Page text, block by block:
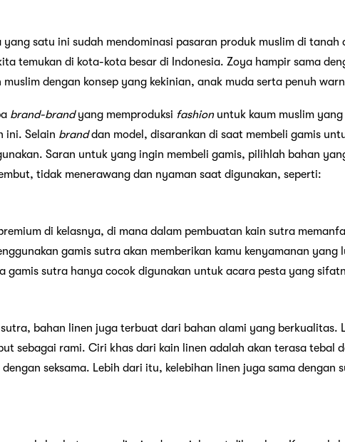
satu ini sudah mendominasi pasaran produk muslim di tanah
temukan di kota-kota besar di Indonesia. Zoya hampir sama
muslim dengan konsep yang kekinian, anak muda serta penuh
brand-brandyang memproduksi fashionuntuk kaum muslim
ini. Selain branddan model, disarankan di saat membeli gamis
Saran untuk yang ingin membeli gamis, pilihlah bahan
tidak menerawang dan nyaman saat digunakan, seperti:
di kelasnya, di mana dalam pembuatan kain sutra
gamis sutra akan memberikan kamu kenyamanan
gamis sutra hanya cocok digunakan untuk acara pesta yang
bahan linen juga terbuat dari bahan alami yang berkualitas.
sebagai rami. Ciri khas dari kain linen adalah akan terasa tebal
seksama. Lebih dari itu, kelebihan linen juga sama